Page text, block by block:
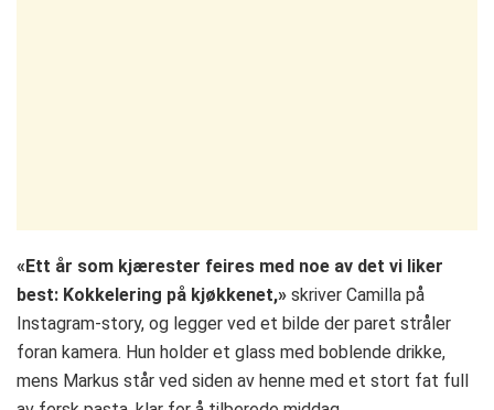
«Ett år som kjærester feires med noe av det vi liker
best: Kokkelering på kjøkkenet,» skriver Camilla på
Instagram-story, og legger ved et bilde der paret stråler
foran kamera. Hun holder et glass med boblende drikke,
mens Markus står ved siden av henne med et stort fat full